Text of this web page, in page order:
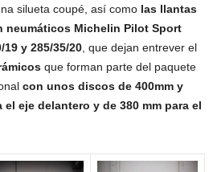
silueta coupé, así como las llantas
neumáticos Michelin Pilot Sport
y 285/35/20, que dejan entrever el
que forman parte del paquete
con unos discos de 400mm y
eje delantero y de 380 mm para el